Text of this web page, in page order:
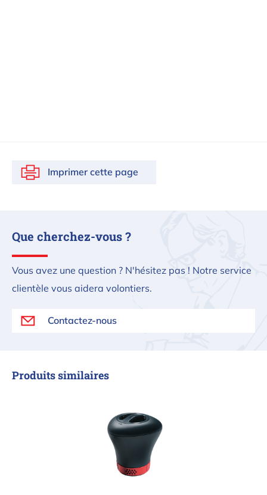
Imprimer cette page
Que cherchez-vous ?
Vous avez une question ? N'hésitez pas ! Notre service
clientèle vous aidera volontiers.
Contactez-nous
Produits similaires